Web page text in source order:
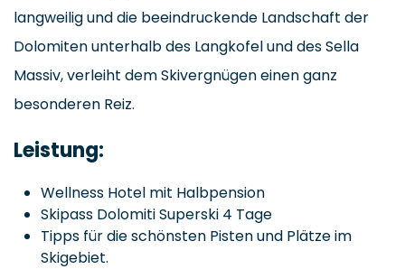
langweilig und die beeindruckende Landschaft der
Dolomiten unterhalb des Langkofel und des Sella
Massiv, verleiht dem Skivergnügen einen ganz
besonderen Reiz.
Leistung:
Wellness Hotel mit Halbpension
Skipass Dolomiti Superski 4 Tage
Tipps für die schönsten Pisten und Plätze im
Skigebiet.